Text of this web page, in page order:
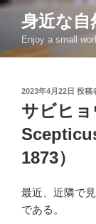
コ
ン
身近な自
Enjoy a small
投
稿
日:
2023年4月22日 投稿
サビヒ
1873）
最近、近隣で
である。